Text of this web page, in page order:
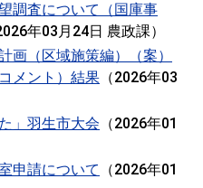
調査について（国庫事
年03月24日 農政課）
画（区域施策編）（案）
メント）結果 （2026年03
」羽生市大会 （2026年01
申請について
（2026年01